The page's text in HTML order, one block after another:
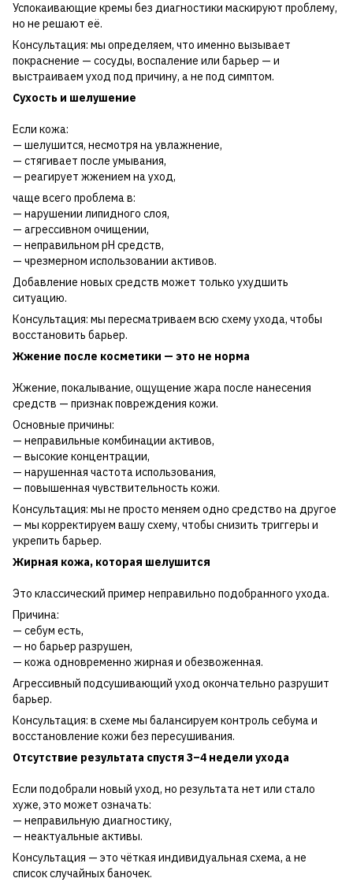
Успокаивающие кремы без диагностики маскируют проблему,
но не решают её.
Консультация: мы определяем, что именно вызывает
покраснение — сосуды, воспаление или барьер — и
выстраиваем уход под причину, а не под симптом.
Сухость и шелушение
Если кожа:
— шелушится, несмотря на увлажнение,
— стягивает после умывания,
— реагирует жжением на уход,
чаще всего проблема в:
— нарушении липидного слоя,
— агрессивном очищении,
— неправильном pH средств,
— чрезмерном использовании активов.
Добавление новых средств может только ухудшить
ситуацию.
Консультация: мы пересматриваем всю схему ухода, чтобы
восстановить барьер.
Жжение после косметики — это не норма
Жжение, покалывание, ощущение жара после нанесения
средств — признак повреждения кожи.
Основные причины:
— неправильные комбинации активов,
— высокие концентрации,
— нарушенная частота использования,
— повышенная чувствительность кожи.
Консультация: мы не просто меняем одно средство на другое
— мы корректируем вашу схему, чтобы снизить триггеры и
укрепить барьер.
Жирная кожа, которая шелушится
Это классический пример неправильно подобранного ухода.
Причина:
— себум есть,
— но барьер разрушен,
— кожа одновременно жирная и обезвоженная.
Агрессивный подсушивающий уход окончательно разрушит
барьер.
Консультация: в схеме мы балансируем контроль себума и
восстановление кожи без пересушивания.
Отсутствие результата спустя 3–4 недели ухода
Если подобрали новый уход, но результата нет или стало
хуже, это может означать:
— неправильную диагностику,
— неактуальные активы.
Консультация — это чёткая индивидуальная схема, а не
список случайных баночек.